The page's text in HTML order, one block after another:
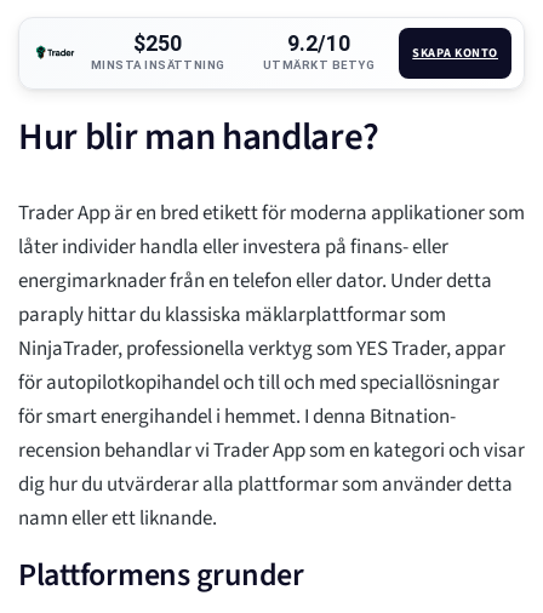
$250
MINSTA INSÄTTNING
9.2/10
UTMÄRKT BETYG
SKAPA KONTO
Hur blir man handlare?
Trader App är en bred etikett för moderna applikationer som
låter individer handla eller investera på finans- eller
energimarknader från en telefon eller dator. Under detta
paraply hittar du klassiska mäklarplattformar som
NinjaTrader, professionella verktyg som YES Trader, appar
för autopilotkopihandel och till och med speciallösningar
för smart energihandel i hemmet. I denna Bitnation-
recension behandlar vi Trader App som en kategori och visar
dig hur du utvärderar alla plattformar som använder detta
namn eller ett liknande.
Plattformens grunder